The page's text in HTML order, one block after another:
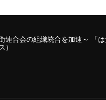
合会の組織統合を加速～ 「は
）